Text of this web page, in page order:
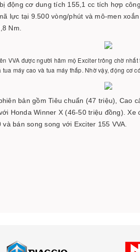
động cơ dung tích 155,1 cc tích hợp
lực tại 9.500 vòng/phút và mô-men
Nm.
VVA được người hâm mộ Exciter trông chờ
máy cao và tua máy thấp. Nhờ vậy, động cơ
bản gồm Tiêu chuẩn (47 triệu), Cao
Honda Winner X (46-50 triệu đồng).
bán song song với Exciter 155 VVA.